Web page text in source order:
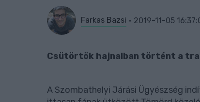
Farkas Bazsi 2019-11-05
Csütörtök hajnalban történt a
A Szombathelyi Járási Ügyészség